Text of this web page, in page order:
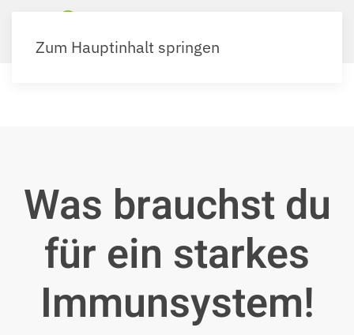
Zum Hauptinhalt springen
Was brauchst du
für ein starkes
Immunsystem!